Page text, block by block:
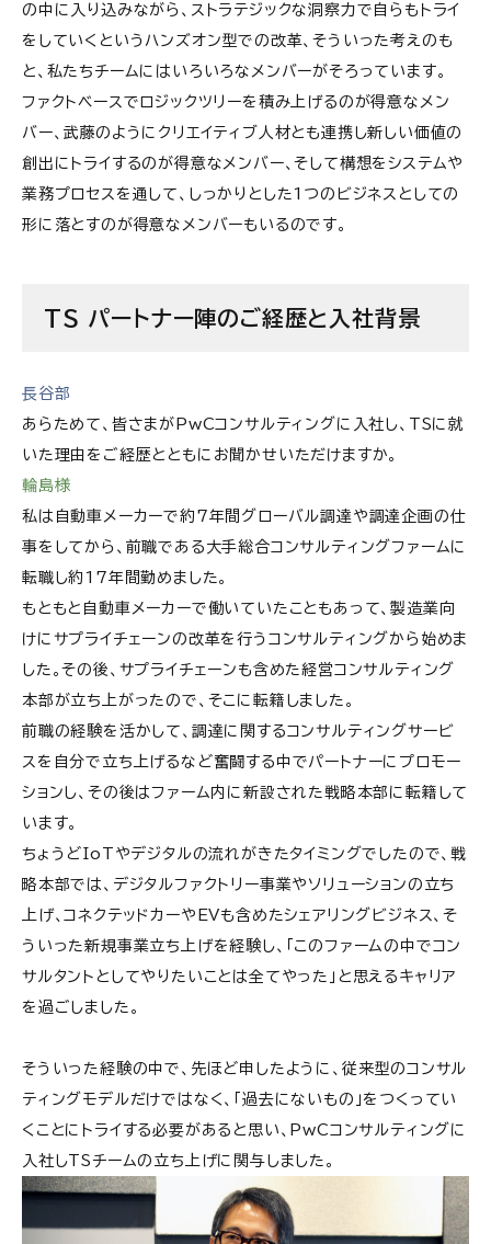
の中に入り込みながら、ストラテジックな洞察力で自らもトライ
をしていくというハンズオン型での改革、そういった考えのも
と、私たちチームにはいろいろなメンバーがそろっています。
ファクトベースでロジックツリーを積み上げるのが得意なメン
バー、武藤のようにクリエイティブ人材とも連携し新しい価値の
創出にトライするのが得意なメンバー、そして構想をシステムや
業務プロセスを通して、しっかりとした1つのビジネスとしての
形に落とすのが得意なメンバーもいるのです。
TS パートナー陣のご経歴と入社背景
長谷部
あらためて、皆さまがPwCコンサルティングに入社し、TSに就
いた理由をご経歴とともにお聞かせいただけますか。
輪島様
私は自動車メーカーで約7年間グローバル調達や調達企画の仕
事をしてから、前職である大手総合コンサルティングファームに
転職し約17年間勤めました。
もともと自動車メーカーで働いていたこともあって、製造業向
けにサプライチェーンの改革を行うコンサルティングから始めま
した。その後、サプライチェーンも含めた経営コンサルティング
本部が立ち上がったので、そこに転籍しました。
前職の経験を活かして、調達に関するコンサルティングサービ
スを自分で立ち上げるなど奮闘する中でパートナーにプロモー
ションし、その後はファーム内に新設された戦略本部に転籍して
います。
ちょうどIoTやデジタルの流れがきたタイミングでしたので、戦
略本部では、デジタルファクトリー事業やソリューションの立ち
上げ、コネクテッドカーやEVも含めたシェアリングビジネス、そ
ういった新規事業立ち上げを経験し、「このファームの中でコン
サルタントとしてやりたいことは全てやった」と思えるキャリア
を過ごしました。
そういった経験の中で、先ほど申したように、従来型のコンサル
ティングモデルだけではなく、「過去にないもの」をつくってい
くことにトライする必要があると思い、PwCコンサルティングに
入社しTSチームの立ち上げに関与しました。